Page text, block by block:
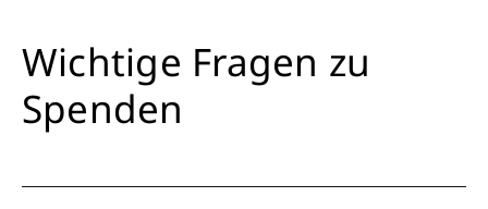
Wichtige Fragen zu
Spenden